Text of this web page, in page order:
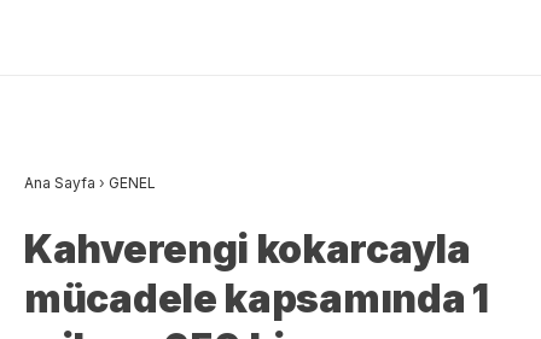
Ana Sayfa › GENEL
Kahverengi kokarcayla
mücadele kapsamında 1